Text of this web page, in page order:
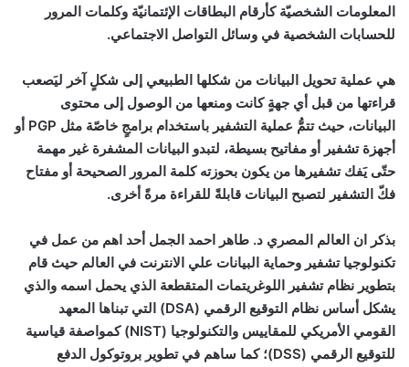
المعلومات الشخصيّة كأرقام البطاقات الإئتمانيّة وكلمات المرور
للحسابات الشخصية في وسائل التواصل الاجتماعي.
هي عملية تحويل البيانات من شكلها الطبيعي إلى شكلٍ آخر ليَصعب
قراءتها من قبل أي جهةٍ كانت ومنعها من الوصول إلى محتوى
البيانات، حيث تتمُّ عملية التشفير باستخدام برامجٍ خاصّة مثل PGP أو
أجهزة تشفير أو مفاتيح بسيطة، لتبدو البيانات المشفرة غير مهمة
حتّى يَفك تشفيرها من يكون بحوزته كلمة المرور الصحيحة أو مفتاح
فكّ التشفير لتصبح البيانات قابلةً للقراءة مرةً أخرى.
بذكر ان العالم المصري د. طاهر احمد الجمل أحد اهم من عمل في
تكنولوجيا تشفير وحماية البيانات علي الانترنت في العالم حيث قام
بتطوير نظام تشفير اللوغريتمات المتقطعة الذي يحمل اسمه والذي
يشكل أساس نظام التوقيع الرقمي (DSA) التي تبناها المعهد
القومي الأمريكي للمقاييس والتكنولوجيا (NIST) كمواصفة قياسية
للتوقيع الرقمي (DSS)؛ كما ساهم في تطوير بروتوكول الدفع